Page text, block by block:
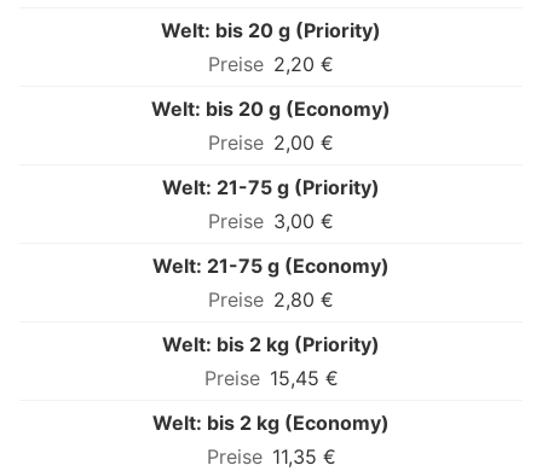
Welt: bis 20 g (Priority)
2,20 €
Welt: bis 20 g (Economy)
2,00 €
Welt: 21-75 g (Priority)
3,00 €
Welt: 21-75 g (Economy)
2,80 €
Welt: bis 2 kg (Priority)
15,45 €
Welt: bis 2 kg (Economy)
11,35 €